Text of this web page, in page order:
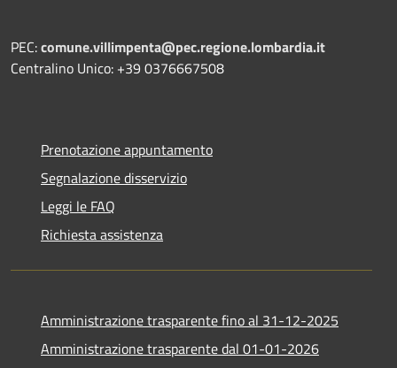
PEC:comune.villimpenta@pec.regione.lombardia.it
Centralino Unico: +39 0376667508
Prenotazione appuntamento
Segnalazione disservizio
Leggi le FAQ
Richiesta assistenza
Amministrazione trasparente fino al 31-12-2025
Amministrazione trasparente dal 01-01-2026